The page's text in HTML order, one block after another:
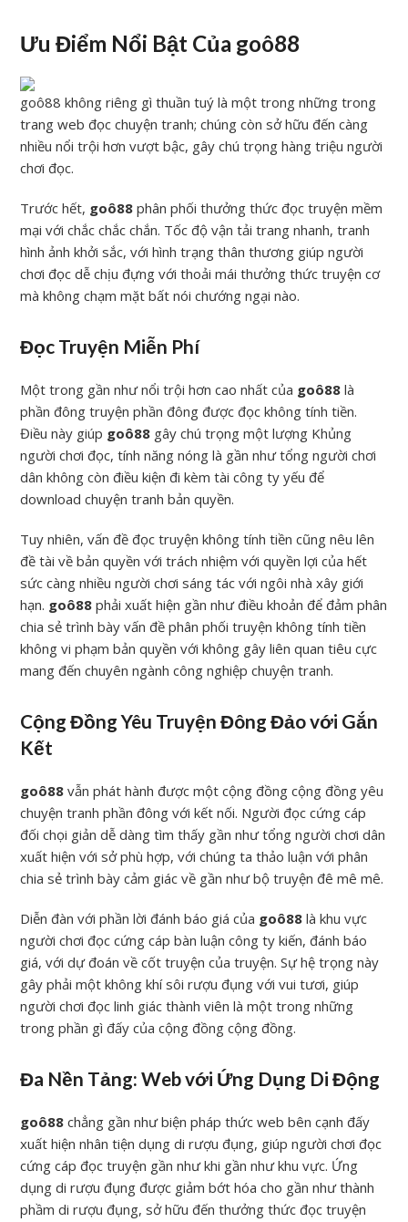
Ưu Điểm Nổi Bật Của goô88
goô88 không riêng gì thuần tuý là một trong những trong
trang web đọc chuyện tranh; chúng còn sở hữu đến càng
nhiều nổi trội hơn vượt bậc, gây chú trọng hàng triệu người
chơi đọc.
Trước hết, goô88 phân phối thưởng thức đọc truyện mềm
mại với chắc chắc chắn. Tốc độ vận tải trang nhanh, tranh
hình ảnh khởi sắc, với hình trạng thân thương giúp người
chơi đọc dễ chịu đựng với thoải mái thưởng thức truyện cơ
mà không chạm mặt bất nói chướng ngại nào.
Đọc Truyện Miễn Phí
Một trong gần như nổi trội hơn cao nhất của goô88 là
phần đông truyện phần đông được đọc không tính tiền.
Điều này giúp goô88 gây chú trọng một lượng Khủng
người chơi đọc, tính năng nóng là gần như tổng người chơi
dân không còn điều kiện đi kèm tài công ty yếu để
download chuyện tranh bản quyền.
Tuy nhiên, vấn đề đọc truyện không tính tiền cũng nêu lên
đề tài về bản quyền với trách nhiệm với quyền lợi của hết
sức càng nhiều người chơi sáng tác với ngôi nhà xây giới
hạn. goô88 phải xuất hiện gần như điều khoản để đảm phân
chia sẻ trình bày vấn đề phân phối truyện không tính tiền
không vi phạm bản quyền với không gây liên quan tiêu cực
mang đến chuyên ngành công nghiệp chuyện tranh.
Cộng Đồng Yêu Truyện Đông Đảo với Gắn
Kết
goô88 vẫn phát hành được một cộng đồng cộng đồng yêu
chuyện tranh phần đông với kết nối. Người đọc cứng cáp
đối chọi giản dễ dàng tìm thấy gần như tổng người chơi dân
xuất hiện với sở phù hợp, với chúng ta thảo luận với phân
chia sẻ trình bày cảm giác về gần như bộ truyện đê mê mê.
Diễn đàn với phần lời đánh báo giá của goô88 là khu vực
người chơi đọc cứng cáp bàn luận công ty kiến, đánh báo
giá, với dự đoán về cốt truyện của truyện. Sự hệ trọng này
gây phải một không khí sôi rượu đụng với vui tươi, giúp
người chơi đọc linh giác thành viên là một trong những
trong phần gì đấy của cộng đồng cộng đồng.
Đa Nền Tảng: Web với Ứng Dụng Di Động
goô88 chẳng gần như biện pháp thức web bên cạnh đấy
xuất hiện nhân tiện dụng di rượu đụng, giúp người chơi đọc
cứng cáp đọc truyện gần như khi gần như khu vực. Ứng
dụng di rượu đụng được giảm bớt hóa cho gần như thành
phầm di rượu đụng, sở hữu đến thưởng thức đọc truyện